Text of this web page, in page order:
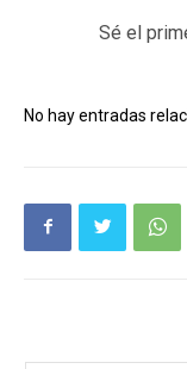
Sé el
No hay entradas